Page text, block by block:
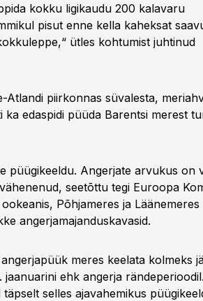
kokku ligikaudu 200 kalavaru
pisut enne kella kaheksat
ütles kohtumist juhtinud
Atlandi piirkonnas süvalesta,
ka edaspidi püüda Barentsi merest
püügikeeldu. Angerjate arvukus on
seetõttu tegi Euroopa
Põhjameres ja Läänemeres
angerjamajanduskavasid.
meres keelata kolmeks
jaanuarini ehk angerja
selles ajavahemikus